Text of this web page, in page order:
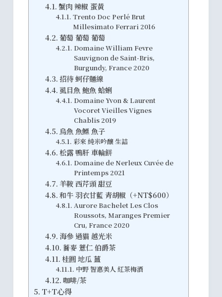
蟹肉 辣椒 蛋黃
Trento Doc Perlé Brut
Millesimato Ferrari 2016
葡萄 葡萄 葡萄
Domaine William Fevre
Sauvignon de Saint-Bris,
Burgundy, France 2020
招待 蚵仔麵線
虱目魚 鮑魚 蛤蜊
Domaine Yvon & Laurent
Vocoret Vieilles Vignes
Chablis 2019
烏魚 魚鰾 魚子
彩來 純米吟釀 生詰
松露 鴨肝 車輪餅
Domaine de Nerleux Cuvée de
Printemps 2021
羊鞍 西芹頭 甜豆
和牛 羽衣甘藍 青胡椒（+NT$600）
Aurore Bachelet Les Clos
Roussots, Maranges Premier
Cru, France 2020
海參 過貓 越光米
蕎麥 薏仁 伯爵茶
桂圓 地瓜 薑
中野 智惠美人 紅茶梅酒
咖啡/茶
T+T心得